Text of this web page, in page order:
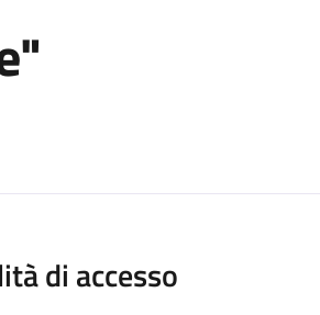
di accesso